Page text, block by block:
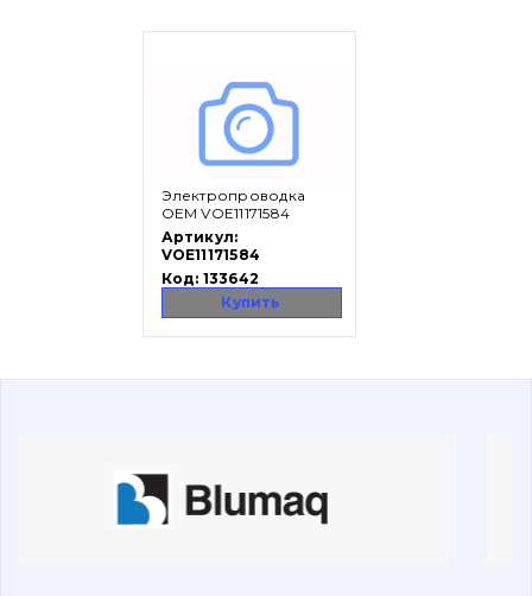
Фильтры и смазочные материалы
Ножи, режущие кромки
Защита (ковша, адаптера)
Электропроводка
OEM VOE11171584
Артикул:
VOE11171584
Код: 133642
Купить